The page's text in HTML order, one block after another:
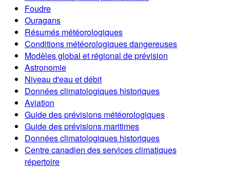
Foudre
Ouragans
Résumés météorologiques
Conditions météorologiques dangereuses
Modèles global et régional de prévision
Astronomie
Niveau d'eau et débit
Données climatologiques historiques
Aviation
Guide des prévisions météorologiques
Guide des prévisions maritimes
Données climatologiques historiques
Centre canadien des services climatiques
répertoire